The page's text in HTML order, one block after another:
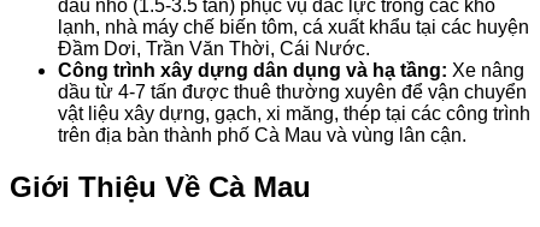
dầu nhỏ (1.5-3.5 tấn) phục vụ đắc lực trong các kho
lạnh, nhà máy chế biến tôm, cá xuất khẩu tại các huyện
Đầm Dơi, Trần Văn Thời, Cái Nước.
Công trình xây dựng dân dụng và hạ tầng: Xe nâng
dầu từ 4-7 tấn được thuê thường xuyên để vận chuyển
vật liệu xây dựng, gạch, xi măng, thép tại các công trình
trên địa bàn thành phố Cà Mau và vùng lân cận.
Giới Thiệu Về Cà Mau